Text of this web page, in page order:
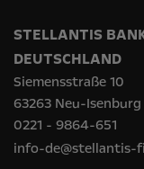
STELLANTIS
DEUTSCHLAND
Siemensstraße 10
63263 Neu-Isenburg
0221 - 9864-651
info-de@stellantis-